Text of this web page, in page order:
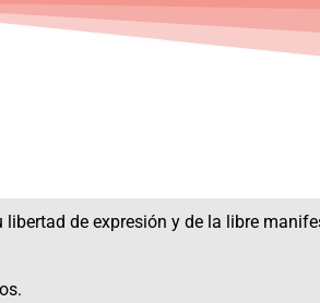
de expresión y de la libre